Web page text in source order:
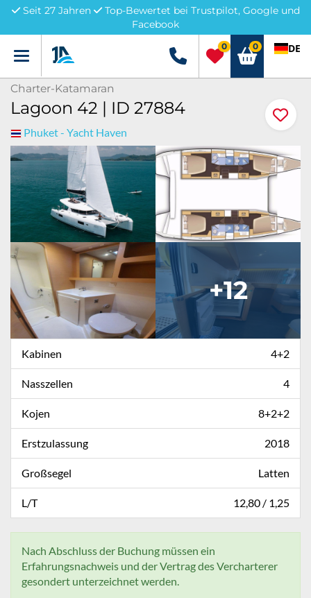
Seit 27 Jahren
Top-Bewertet bei Trustpilot, Google und
Facebook
Menü +49 5741 3222690
0 0 DE
Charter-Katamaran
Lagoon 42 | ID 27884
Phuket - Yacht Haven
+12
Kabinen 4+2
Nasszellen 4
Kojen 8+2+2
Erstzulassung 2018
Großsegel Latten
L/T 12,80 / 1,25
Nach Abschluss der Buchung müssen ein
Erfahrungsnachweis und der Vertrag des Vercharterer
gesondert unterzeichnet werden.